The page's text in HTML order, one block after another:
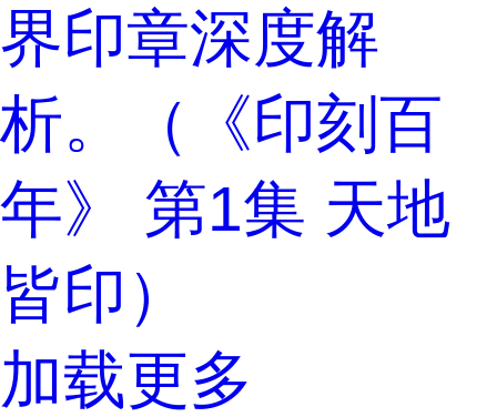
界印章深度解
析。（《印刻百
年》 第1集 天地
皆印）
加载更多